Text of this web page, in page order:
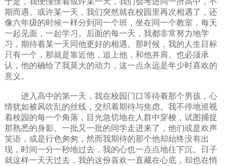
期而遇。或许某一天，我们突然就在校园里再次相遇了，还
像六年级的时候一样分到同一个班，坐在同一个教室，每天
一起见面，一起学习。后面的每一天，我都非常努力地学
习，期待着某一天同他更好的相遇。那时候，我的人生目标
只有一个，那就是靠近他，追上他，和他并肩。也必须承
认，他的确给了我莫大的动力，这一点永远是年少时喜欢的
意义。
进入高中的第一天，我在校园门口等待着那个男孩，心
情犹如被风吹乱的丝线，交织着期待与焦虑。我不停地巡视
着校园的每一个角落，目光急切地在人群中穿梭，试图捕捉
那熟悉的身影。一批又一批的同学走进来了，他们或是欢声
笑语，或是行色匆匆，然而我期待的那个他却始终没有出
现，时间一分一秒地过去，我的心也一点点地往下沉。日子
就这样一天天过去，我的这份喜欢一直藏在心底，却也在悄